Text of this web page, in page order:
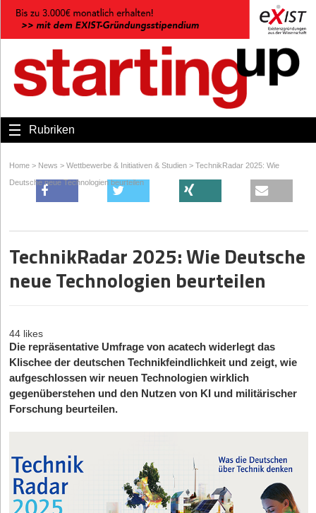
Rubriken
Home > News > Wettbewerbe & Initiativen & Studien > TechnikRadar 2025: Wie
Deutsche neue Technologien beurteilen
TechnikRadar 2025: Wie Deutsche
neue Technologien beurteilen
44 likes
Die repräsentative Umfrage von acatech widerlegt das
Klischee der deutschen Technikfeindlichkeit und zeigt, wie
aufgeschlossen wir neuen Technologien wirklich
gegenüberstehen und den Nutzen von KI und militärischer
Forschung beurteilen.